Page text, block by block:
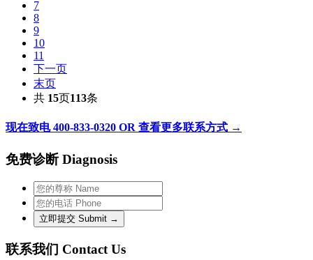
7
8
9
10
11
下一页
末页
共 15页113条
现在致电 400-833-0320 OR 查看更多联系方式 →
免费诊断 Diagnosis
联系我们 Contact Us